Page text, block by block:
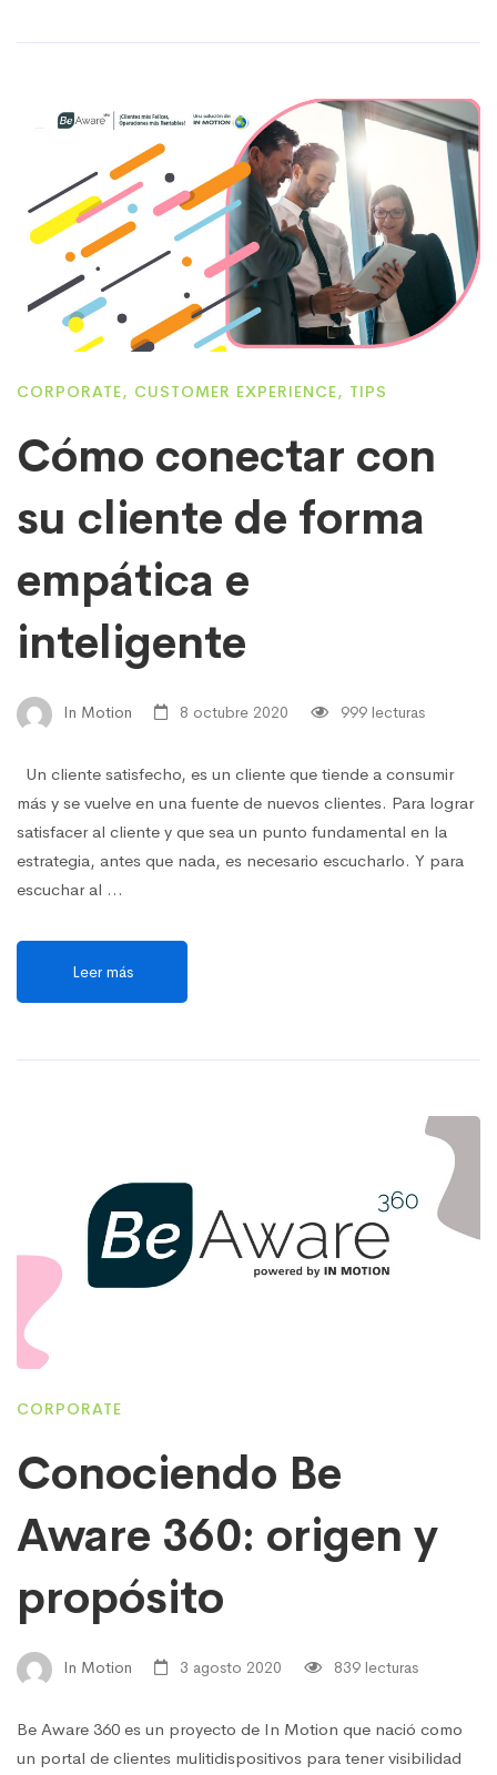
CORPORATE, CUSTOMER EXPERIENCE, TIPS
Cómo conectar con
su cliente de forma
empática e
inteligente
In Motion 8 octubre 2020 999 lecturas
Un cliente satisfecho, es un cliente que tiende a consumir
más y se vuelve en una fuente de nuevos clientes. Para lograr
satisfacer al cliente y que sea un punto fundamental en la
estrategia, antes que nada, es necesario escucharlo. Y para
escuchar al …
Leer más
CORPORATE
Conociendo Be
Aware 360: origen y
propósito
In Motion 3 agosto 2020 839 lecturas
Be Aware 360 es un proyecto de In Motion que nació como
un portal de clientes mulitidispositivos para tener visibilidad